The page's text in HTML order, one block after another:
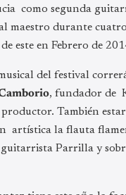
como segunda
maestro durante
este en Febrero de
del festival
, fundador de
También
artística la flauta
Parrilla y